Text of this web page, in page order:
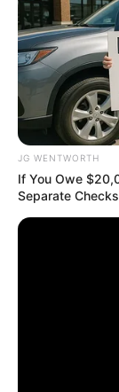
BRAINBERRIES
A Rihanna
JG WENTWORTH
If You Owe
Separate Checks